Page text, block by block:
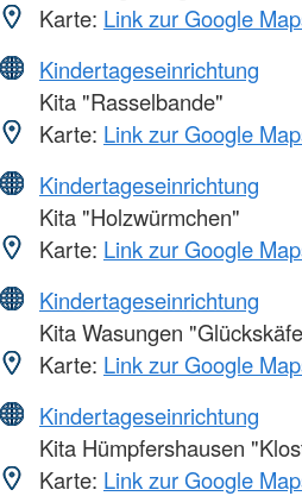
Karte: Link zur Google
Kindertageseinrichtung
Kita "Rasselbande"
Karte: Link zur Google
Kindertageseinrichtung
Kita "Holzwürmchen"
Karte: Link zur Google
Kindertageseinrichtung
Kita Wasungen
Karte: Link zur Google
Kindertageseinrichtung
Kita Hümpfershausen
Karte: Link zur Google